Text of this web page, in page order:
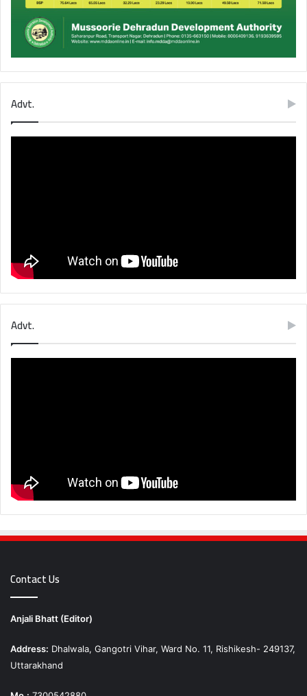
Advt.
Advt.
Contact Us
Anjali Bhatt (Editor)
Address: Dhalwala, Gangotri Vihar, Ward No. 11, Rishikesh- 249137,
Uttarakhand